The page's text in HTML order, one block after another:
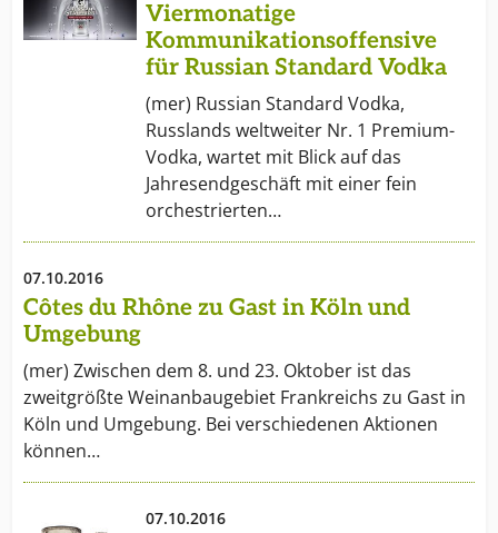
Viermonatige
Kommunikationsoffensive
für Russian Standard Vodka
(mer) Russian Standard Vodka,
Russlands weltweiter Nr. 1 Premium-
Vodka, wartet mit Blick auf das
Jahresendgeschäft mit einer fein
orchestrierten…
07.10.2016
Côtes du Rhône zu Gast in Köln und
Umgebung
(mer) Zwischen dem 8. und 23. Oktober ist das
zweitgrößte Weinanbaugebiet Frankreichs zu Gast in
Köln und Umgebung. Bei verschiedenen Aktionen
können…
07.10.2016